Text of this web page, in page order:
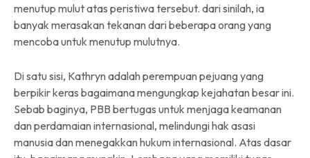
menutup mulut atas peristiwa tersebut. dari sinilah, ia
banyak merasakan tekanan dari beberapa orang yang
mencoba untuk menutup mulutnya.
Di satu sisi, Kathryn adalah perempuan pejuang yang
berpikir keras bagaimana mengungkap kejahatan besar ini.
Sebab baginya, PBB bertugas untuk menjaga keamanan
dan perdamaian internasional, melindungi hak asasi
manusia dan menegakkan hukum internasional. Atas dasar